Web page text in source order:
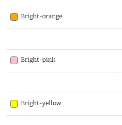
Bright-orange
Bright-pink
Bright-yellow